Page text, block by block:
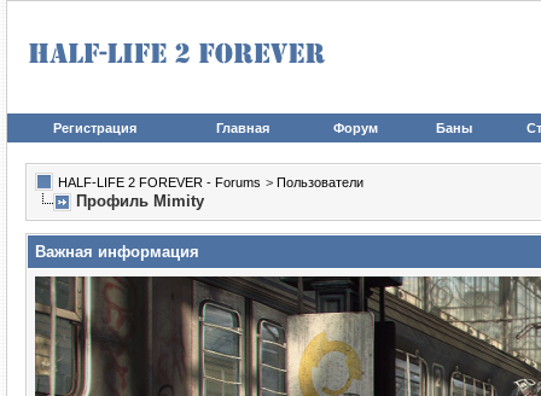
Регистрация Главная Форум Баны
HALF-LIFE 2 FOREVER - Forums > Пользователи
Профиль Mimity
Важная информация